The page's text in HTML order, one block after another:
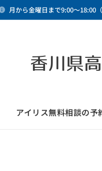
月から金曜日まで9:00～18:00
香川県
アイリス無料相談の予